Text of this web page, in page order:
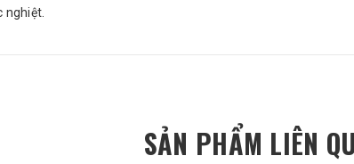
nghiệt.
SẢN PHẨM LIÊN